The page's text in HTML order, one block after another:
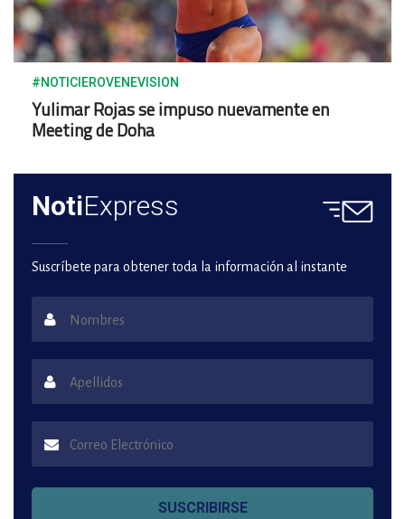
#NOTICIEROVENEVISION
Yulimar Rojas se impuso nuevamente en
Meeting de Doha
NotiExpress
Suscríbete para obtener toda la información al instante
SUSCRIBIRSE